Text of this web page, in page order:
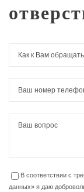
В соответствии с
данных» я даю